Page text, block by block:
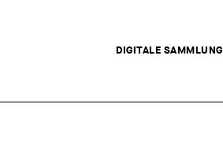
DIGITALE SAMMLUNG